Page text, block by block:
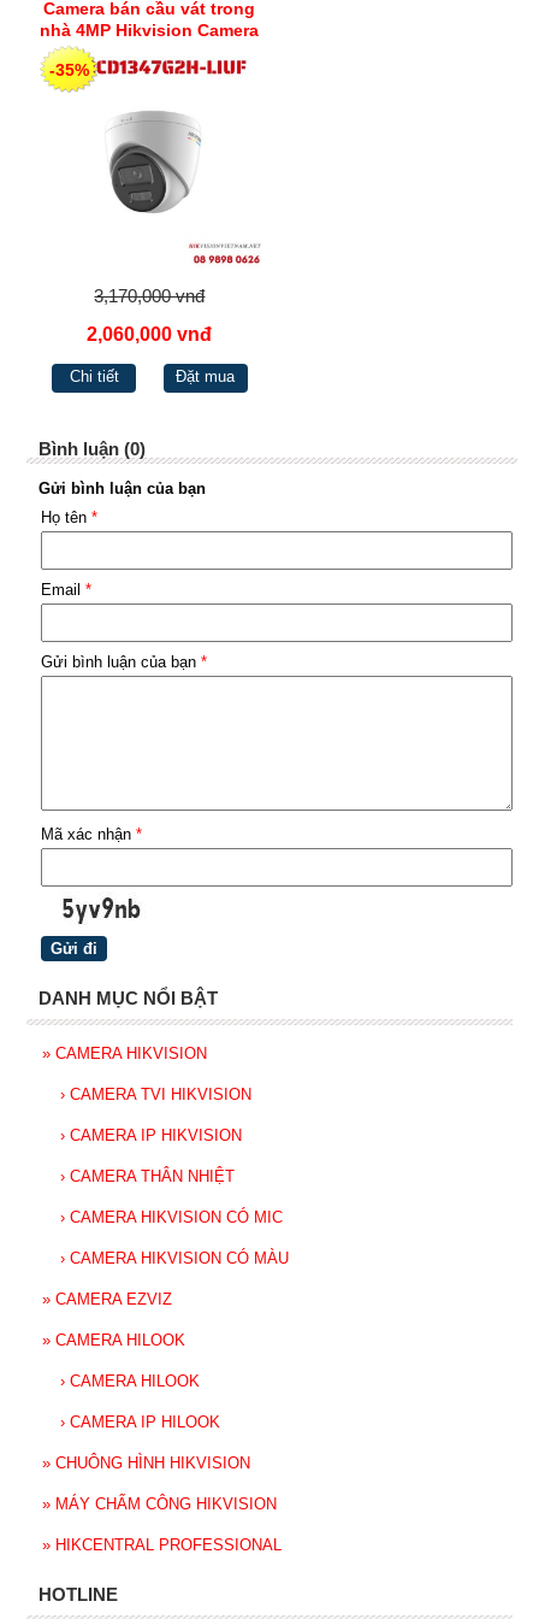
Camera bán cầu vát trong
nhà 4MP Hikvision Camera
ColorVu phát hiện người
phương tiện, cùng Chế độ
đèn thông minh DS-
2CD1347G2H-LIUF
-35%
3,170,000 vnđ
2,060,000 vnđ
Chi tiết Đặt mua
Bình luận (0)
Gửi bình luận của bạn
Họ tên *
Email *
Gửi bình luận của bạn *
Mã xác nhận *
DANH MỤC NỔI BẬT
» CAMERA HIKVISION
› CAMERA TVI HIKVISION
› CAMERA IP HIKVISION
› CAMERA THÂN NHIỆT
› CAMERA HIKVISION CÓ MIC
› CAMERA HIKVISION CÓ MÀU
» CAMERA EZVIZ
» CAMERA HILOOK
› CAMERA HILOOK
› CAMERA IP HILOOK
» CHUÔNG HÌNH HIKVISION
» MÁY CHẤM CÔNG HIKVISION
» HIKCENTRAL PROFESSIONAL
HOTLINE